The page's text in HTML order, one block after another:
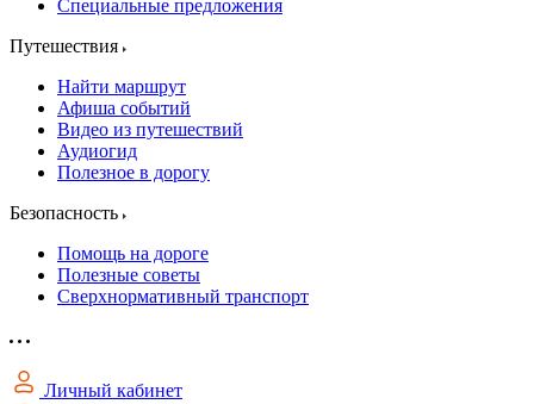
Специальные предложения
Путешествия
Найти маршрут
Афиша событий
Видео из путешествий
Аудиогид
Полезное в дорогу
Безопасность
Помощь на дороге
Полезные советы
Сверхнормативный транспорт
Личный кабинет